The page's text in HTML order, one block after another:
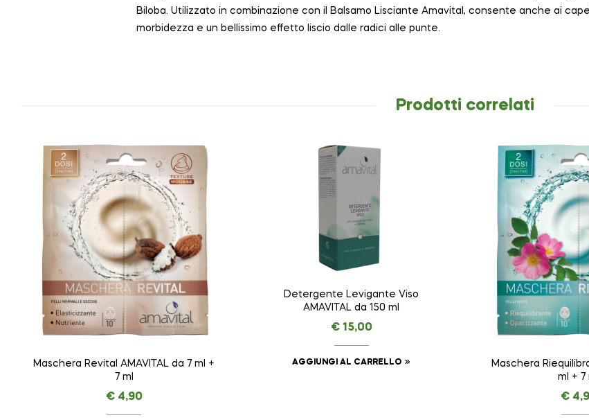
Biloba. Utilizzato in combinazione con il Balsamo Lisciante Amavital, consente anche ai
morbidezza e un bellissimo effetto liscio dalle radici alle punte.
Prodotti correlati
Maschera Revital AMAVITAL da 7 ml +
7 ml
€4,90
Detergente Levigante Viso
AMAVITAL da 150 ml
€15,00
AGGIUNGI AL CARRELLO
Maschera
ml + 7
€